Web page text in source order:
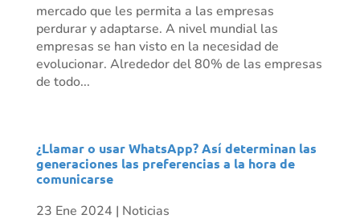
mercado que les permita a las empresas
perdurar y adaptarse. A nivel mundial las
empresas se han visto en la necesidad de
evolucionar. Alrededor del 80% de las empresas
de todo...
¿Llamar o usar WhatsApp? Así determinan las
generaciones las preferencias a la hora de
comunicarse
23 Ene 2024 | Noticias